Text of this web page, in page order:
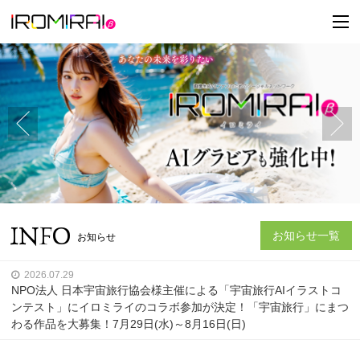
t
o
i
g
INFO お知らせ
2026.07.29
NPO法人 日本宇宙旅行協会様主催による「宇宙旅行AIイラストコ
ンテスト」にイロミライのコラボ参加が決定！「宇宙旅行」にまつ
わる作品を大募集！7月29日(水)～8月16日(日)
お知らせ一覧